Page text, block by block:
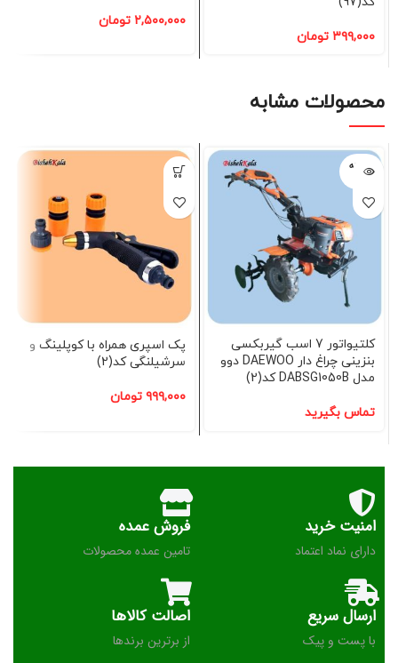
۳۹۹,۰۰۰ تومان
۲,۵۰۰,۰۰۰ تومان
محصولات مشابه
فروخته
شده
کلتیواتور 7 اسب گیربکسی
بنزینی چراغ دار DAEWOO دوو
مدل DABSG1050B کد(2)
تماس بگیرید
پک اسپری همراه با کوپلینگ و
سرشیلنگی کد(2)
۹۹۹,۰۰۰ تومان
امنیت خرید
دارای نماد اعتماد
فروش عمده
تامین عمده محصولات
ارسال سریع
با پست و پیک
اصالت کالاها
از برترین برندها